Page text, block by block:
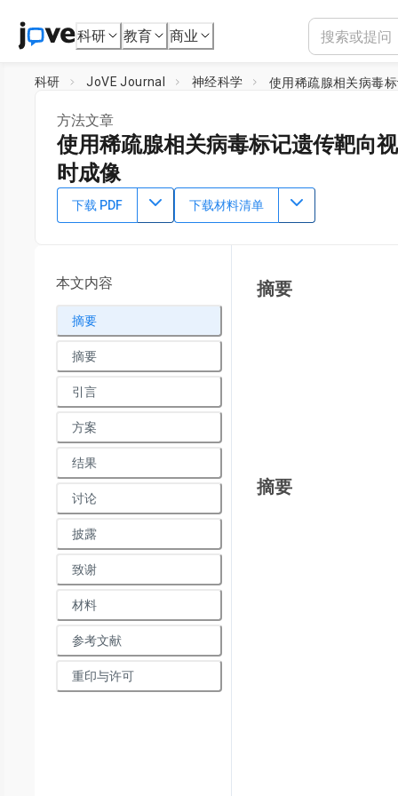
科研 教育 商业
科研 JoVE Journal 神经科学 使用稀疏腺相关病毒
方法文章
使用稀疏腺相关病毒标记遗传靶向
时成像
DOI： 10.3791/62308 ⸱ 2021年3月19日
Samantha Ing-Esteves1,2,Julie L. Lefebvre1,
Genetics,
下载 PDF 下载材料清单
本文内容
摘要
摘要
引言
方案
结果
讨论
披露
致谢
材料
参考文献
重印与许可
摘要
摘要